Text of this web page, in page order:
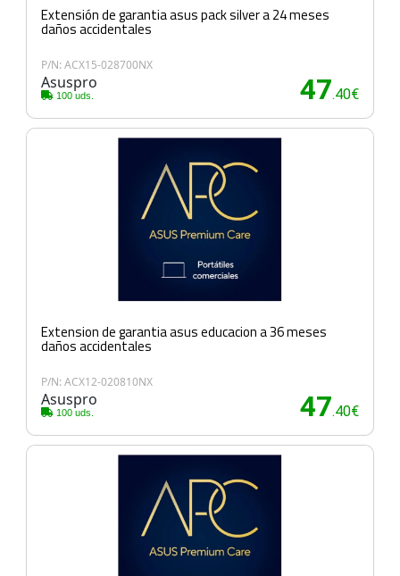
Extensión de garantia asus pack silver a 24 meses
daños accidentales
P/N: ACX15-028700NX
Asuspro
100 uds. 47.40€
Extension de garantia asus educacion a 36 meses
daños accidentales
P/N: ACX12-020810NX
Asuspro
100 uds. 47.40€